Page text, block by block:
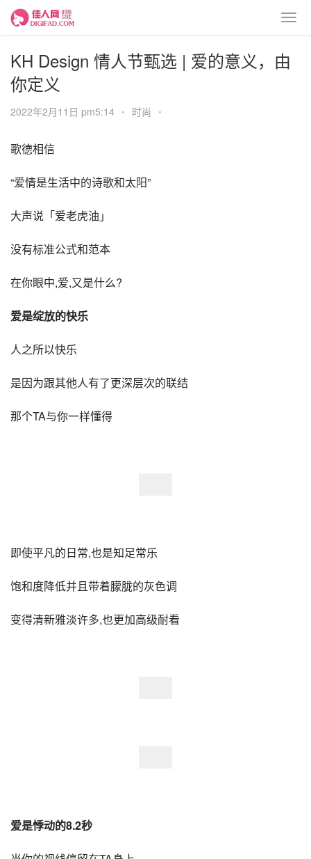
KH Design 情人节甄选 | 爱的意义，由
你定义
2022年2月11日 pm5:14 • 时尚 •
歌德相信
“爱情是生活中的诗歌和太阳”
大声说「爱老虎油」
没有标准公式和范本
在你眼中,爱,又是什么?
爱是绽放的快乐
人之所以快乐
是因为跟其他人有了更深层次的联结
那个TA与你一样懂得
即使平凡的日常,也是知足常乐
饱和度降低并且带着朦胧的灰色调
变得清新雅淡许多,也更加高级耐看
爱是悸动的8.2秒